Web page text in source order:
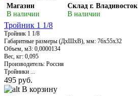
Магазин
В наличии
Склад г. Владивосток
В наличии
Тройник 1 1/8
Тройник 1 1/8
Габаритные размеры (ДхШхВ), мм: 76х55х32
Объем, м3: 0,0000134
Вес, кг: 0,095
Производитель: Россия
Тройники ...
495 руб.
В корзину